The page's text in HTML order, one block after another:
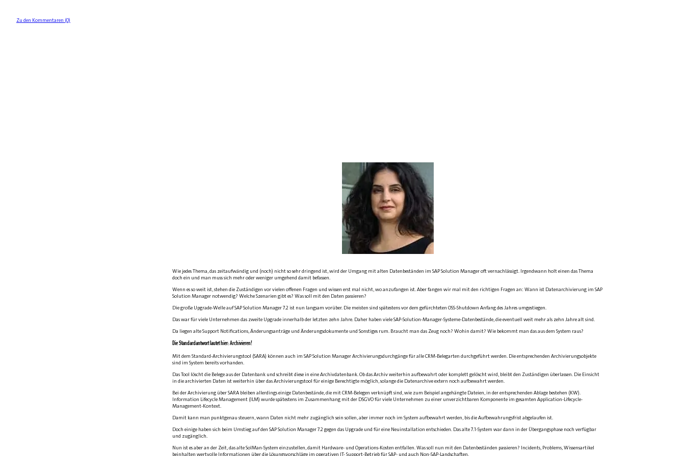
Zu den Kommentaren (0)
Wie jedes Thema, das zeitaufwändig und (noch) nicht so sehr dringend ist, wird der Umgang mit alten Datenbeständen im SAP Solution Manager oft vernachlässigt. Irgendwann holt einen das Thema
doch ein und man muss sich mehr oder weniger umgehend damit befassen.
Wenn es so weit ist, stehen die Zuständigen vor vielen offenen Fragen und wissen erst mal nicht, wo anzufangen ist. Aber fangen wir mal mit den richtigen Fragen an: Wann ist Datenarchivierung im SAP
Solution Manager notwendig? Welche Szenarien gibt es? Was soll mit den Daten passieren?
Die große Upgrade-Welle auf SAP Solution Manager 7.2 ist nun langsam vorüber. Die meisten sind spätestens vor dem gefürchteten OSS-Shutdown Anfang des Jahres umgestiegen.
Das war für viele Unternehmen das zweite Upgrade innerhalb der letzten zehn Jahre. Daher haben viele SAP-Solution-Manager-­Systeme-Datenbestände, die eventuell weit mehr als zehn Jahre alt sind.
Da liegen alte Support Notifications, Änderungsanträge und Änderungsdokumente und Sonstiges rum. Braucht man das Zeug noch? Wohin damit? Wie bekommt man das aus dem System raus?
Die Standardantwort lautet hier: Archivieren!
Mit dem Standard-Archivierungstool (SARA) können auch im SAP Solution Manager Archivierungsdurchgänge für alle CRM-Belegarten durchgeführt werden. Die entsprechenden Archivierungsobjekte
sind im System bereits vorhanden.
Das Tool löscht die Belege aus der Datenbank und schreibt diese in eine Archivdatenbank. Ob das Archiv weiterhin aufbewahrt oder komplett gelöscht wird, bleibt den Zuständigen überlassen. Die Einsicht
in die archivierten Daten ist weiterhin über das Archivierungstool für einige Berechtigte möglich, solange die Datenarchive extern noch aufbewahrt werden.
Bei der Archivierung über SARA bleiben allerdings einige Datenbestände, die mit CRM-Belegen verknüpft sind, wie zum Beispiel angehängte Dateien, in der entsprechenden Ablage bestehen (KW).
Information Lifecycle Management (ILM) wurde spätestens im Zusammenhang mit der DSGVO für viele Unternehmen zu einer unverzichtbaren Komponente im gesamten Application-Life­cycle-
Management-Kontext.
Damit kann man punktgenau steuern, wann Daten nicht mehr zugänglich sein sollen, aber immer noch im System aufbewahrt werden, bis die Aufbewahrungsfrist abgelaufen ist.
Doch einige haben sich beim Umstieg auf den SAP Solution Manager 7.2 gegen das Upgrade und für eine Neuinstallation entschieden. Das alte 7.1-System war dann in der Übergangsphase noch verfügbar
und zugänglich.
Nun ist es aber an der Zeit, das alte SolMan-System einzustellen, damit Hardware- und Operations-Kosten entfallen. Was soll nun mit den Datenbeständen passieren? Incidents, Problems, Wissensartikel
beinhalten wertvolle Informationen über die Lösungsvorschläge im operativen IT- Support-Betrieb für SAP- und auch Non-SAP-Landschaften.